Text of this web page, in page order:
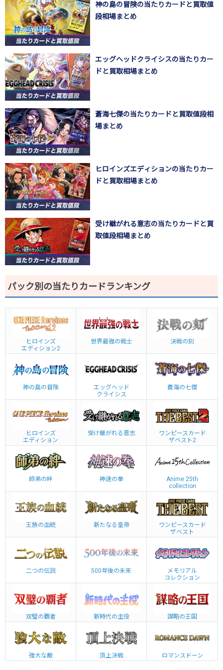
神の島の冒険の当たりカードと買取値
段相場まとめ
エッグヘッドクライシスの当たりカー
ドと買取相場まとめ
蒼海七傑の当たりカードと買取値段相
場まとめ
ヒロインズエディションの当たりカー
ドと買取相場まとめ
受け継がれる意志の当たりカードと買
取値段相場まとめ
パック別の当たりカードランキング
ヒロインズ
エディション2
世界最強の戦士 決戦の刻
神の島の冒険
エッグヘッド
クライシス
蒼海の七傑
ヒロインズ
エディション
受け継がれる意志
ワンピースカード
ザベスト2
師弟の絆 神速の拳
Anime 25th
collection
王族の血統 新たなる皇帝
ワンピースカード
ザベスト
二つの伝説 500年後の未来
メモリアル
コレクション
双璧の覇者 新時代の主役 謀略の王国
強大な敵 頂上決戦 ロマンスドーン